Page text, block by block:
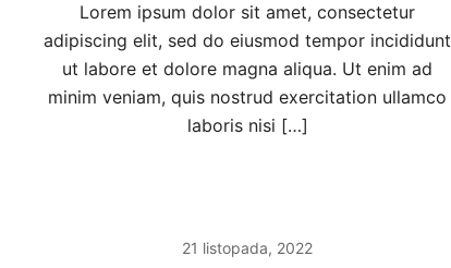
Lorem ipsum dolor sit amet, consectetur
adipiscing elit, sed do eiusmod tempor incididunt
ut labore et dolore magna aliqua. Ut enim ad
minim veniam, quis nostrud exercitation ullamco
laboris nisi […]
21 listopada, 2022